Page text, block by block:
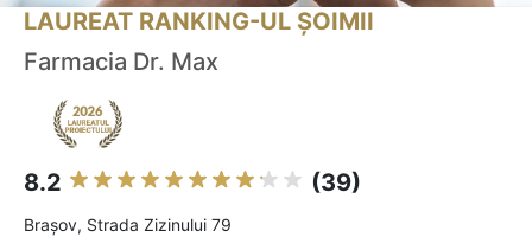
LAUREAT RANKING-UL ȘOIMII
Farmacia Dr. Max
8.2 (39)
Braşov, Strada Zizinului 79